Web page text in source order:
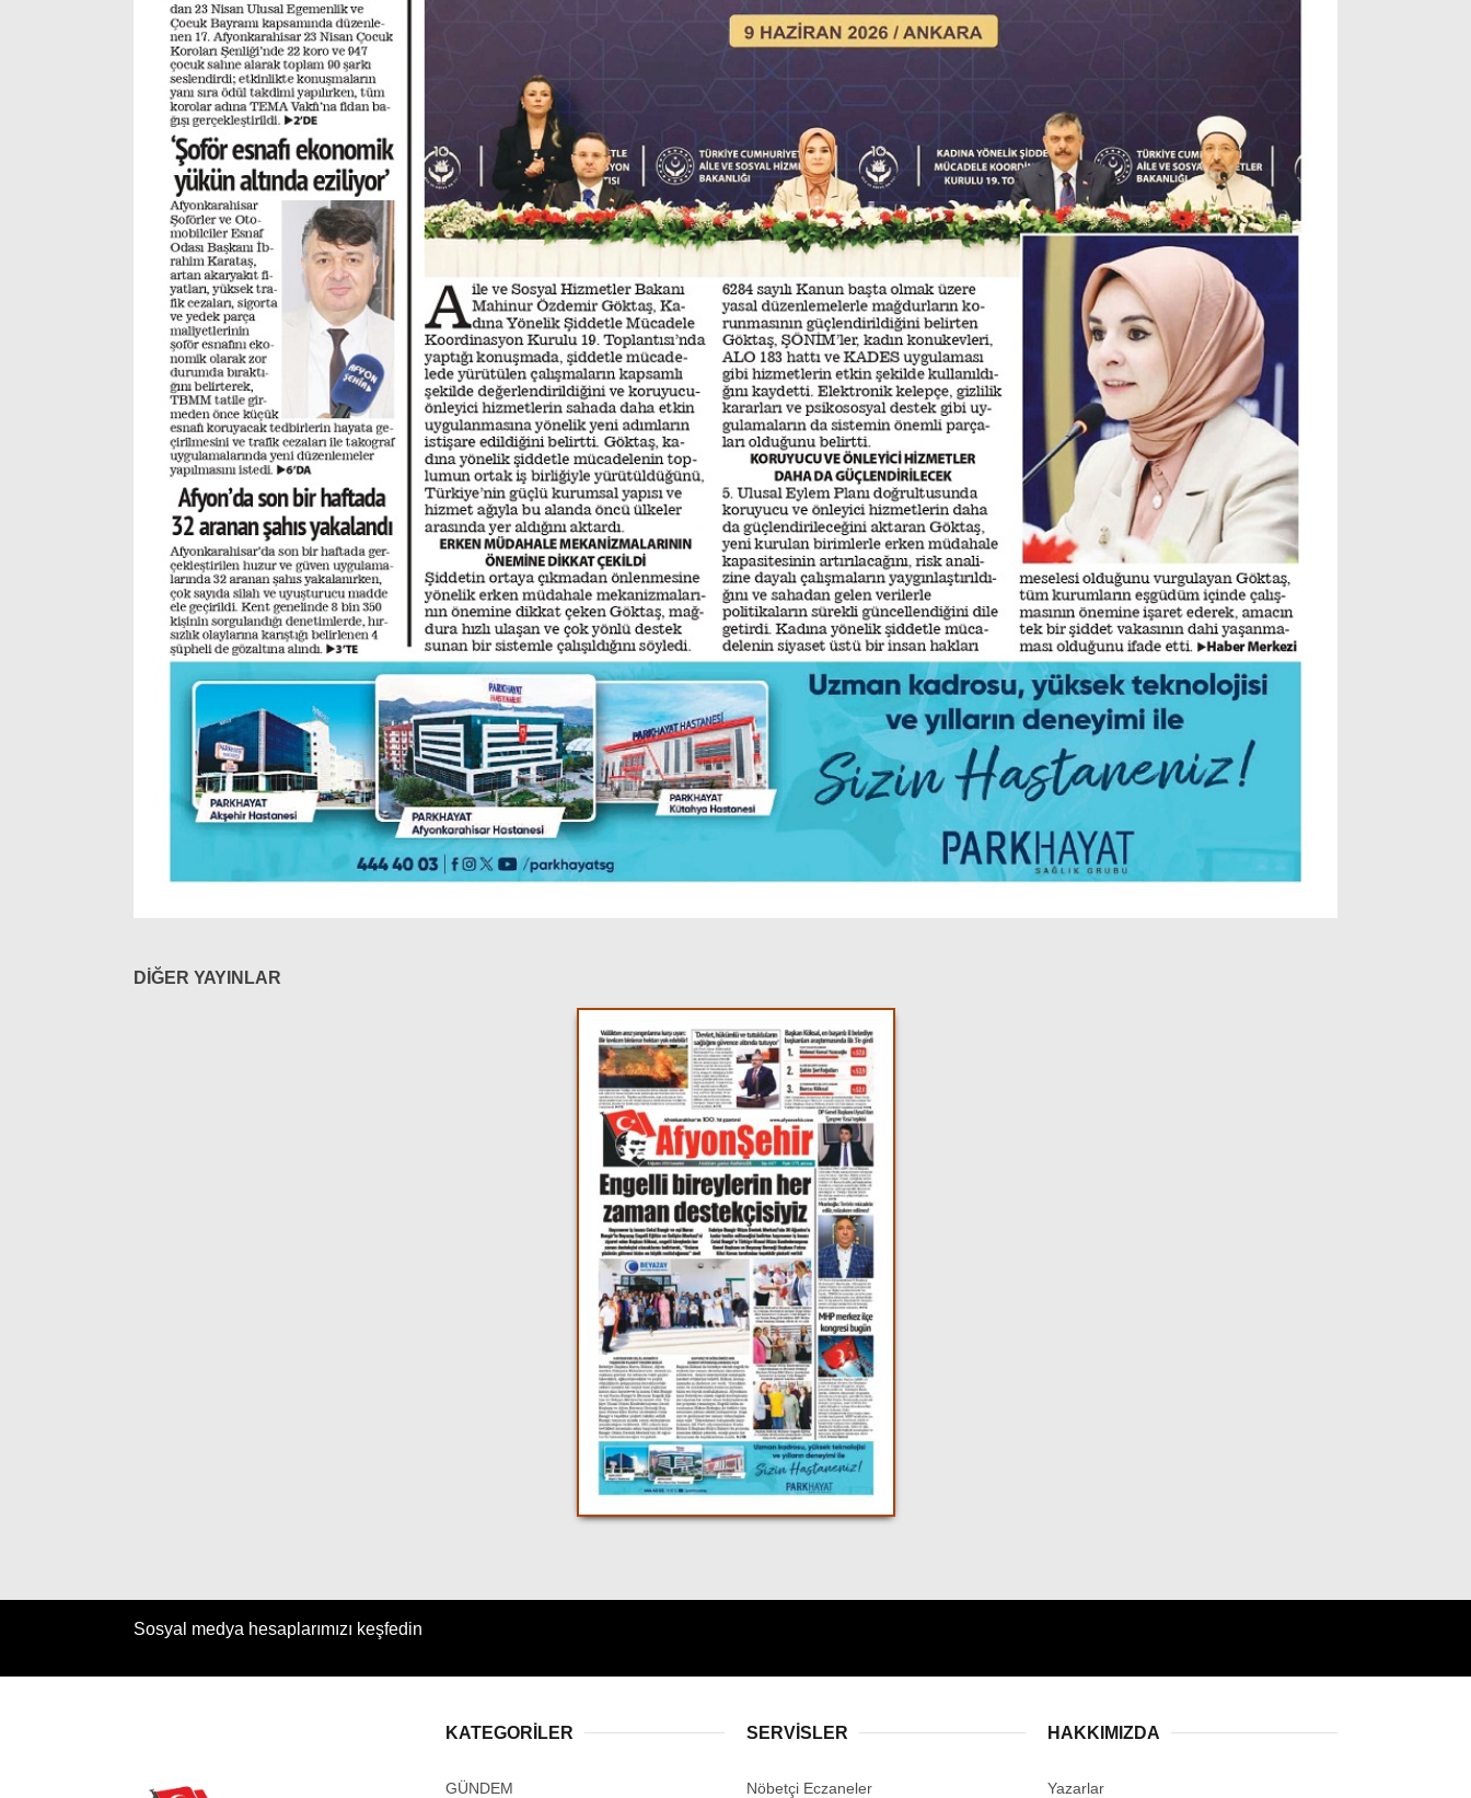
DİĞER YAYINLAR
Sosyal medya hesaplarımızı keşfedin
KATEGORİLER
GÜNDEM
SERVİSLER
Nöbetçi Eczaneler
HAKKIMIZDA
Yazarlar